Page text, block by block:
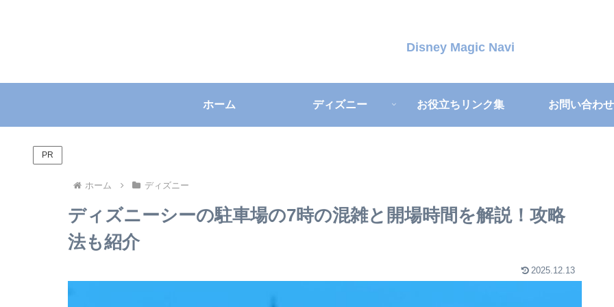
Disney Magic Navi
ホーム ディズニー お役立ちリンク集 お問い合わせ
PR
ホーム ディズニー
ディズニーシーの駐車場の7時の混雑と開場時間を解説！攻略
法も紹介
2025.12.13